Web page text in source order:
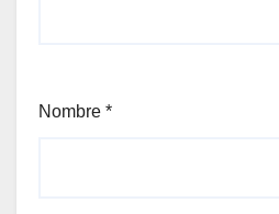
Nombre *